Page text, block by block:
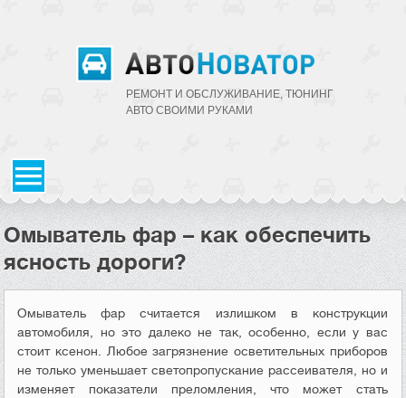
РЕМОНТ И ОБСЛУЖИВАНИЕ, ТЮНИНГ
АВТО CВОИМИ РУКАМИ
Омыватель фар – как обеспечить
ясность дороги?
Омыватель фар считается излишком в конструкции
автомобиля, но это далеко не так, особенно, если у вас
стоит ксенон. Любое загрязнение осветительных приборов
не только уменьшает светопропускание рассеивателя, но и
изменяет показатели преломления, что может стать